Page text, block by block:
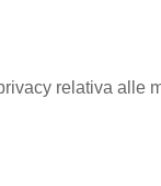
relativa alle